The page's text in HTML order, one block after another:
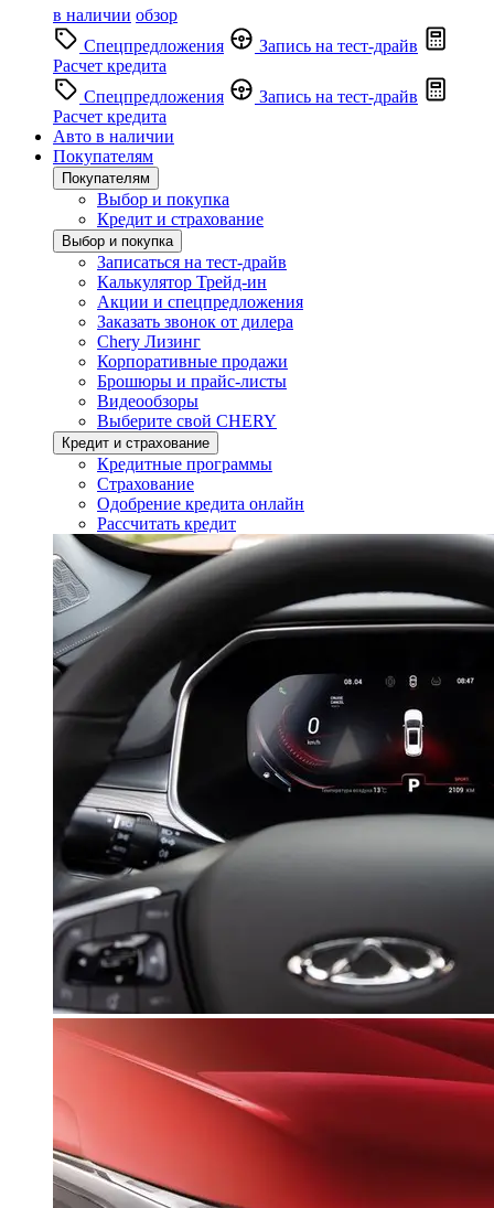
в наличии обзор
Спецпредложения
Запись на тест-драйв
Расчет кредита
Спецпредложения
Запись на тест-драйв
Расчет кредита
Авто в наличии
Покупателям
Покупателям
Выбор и покупка
Кредит и страхование
Выбор и покупка
Записаться на тест-драйв
Калькулятор Трейд-ин
Акции и спецпредложения
Заказать звонок от дилера
Chery Лизинг
Корпоративные продажи
Брошюры и прайс-листы
Видеообзоры
Выберите свой CHERY
Кредит и страхование
Кредитные программы
Страхование
Одобрение кредита онлайн
Рассчитать кредит